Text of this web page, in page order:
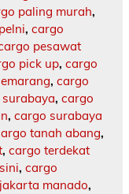
paling murah,
, cargo
pesawat
pick up, cargo
, cargo
, cargo
, cargo surabaya
tanah abang,
, cargo terdekat
, cargo
manado,